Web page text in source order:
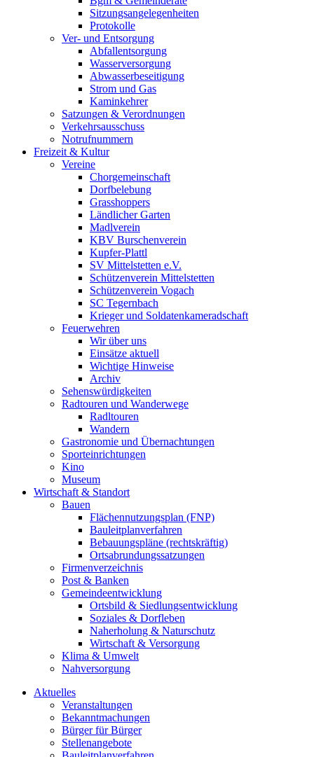
Sitzungsangelegenheiten
Protokolle
Ver- und Entsorgung
Abfallentsorgung
Wasserversorgung
Abwasserbeseitigung
Strom und Gas
Kaminkehrer
Satzungen & Verordnungen
Verkehrsausschuss
Notrufnummern
Freizeit & Kultur
Vereine
Chorgemeinschaft
Dorfbelebung
Grasshoppers
Ländlicher Garten
Madlverein
KBV Burschenverein
Kupfer-Plattl
SV Mittelstetten e.V.
Schützenverein Mittelstetten
Schützenverein Vogach
SC Tegernbach
Krieger und Soldatenkameradschaft
Feuerwehren
Wir über uns
Einsätze aktuell
Wichtige Hinweise
Archiv
Sehenswürdigkeiten
Radtouren und Wanderwege
Radltouren
Wandern
Gastronomie und Übernachtungen
Sporteinrichtungen
Kino
Museum
Wirtschaft & Standort
Bauen
Flächennutzungsplan (FNP)
Bauleitplanverfahren
Bebauungspläne (rechtskräftig)
Ortsabrundungssatzungen
Firmenverzeichnis
Post & Banken
Gemeindeentwicklung
Ortsbild & Siedlungsentwicklung
Soziales & Dorfleben
Naherholung & Naturschutz
Wirtschaft & Versorgung
Klima & Umwelt
Nahversorgung
Aktuelles
Veranstaltungen
Bekanntmachungen
Bürger für Bürger
Stellenangebote